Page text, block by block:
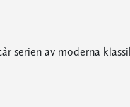
serien av moderna